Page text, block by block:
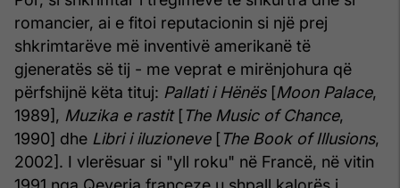
romancier, ai e fitoi reputacionin si një prej
shkrimtarëve më inventivë amerikanë të
gjeneratës së tij - me veprat e mirënjohura që
përfshijnë këta tituj: Pallati i Hënës[Moon Palace,
1989], Muzika e rastit[The Music of Chance,
1990] dhe Libri i iluzioneve[The Book of Illusions,
2002]. I vlerësuar si "yll roku" në Francë, në vitin